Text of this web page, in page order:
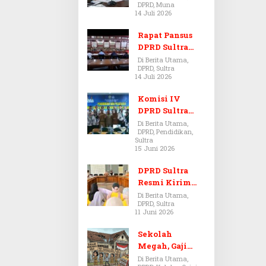
Dugaan Jual
Beli Tanah
Bermasalah di
Muna
DPRD, Muna
14 Juli 2026
Rapat Pansus
DPRD Sultra
Diskors Dua
Kali Akibat
Ketidakhadira
n Pj Sekda
Di Berita Utama,
DPRD, Sultra
14 Juli 2026
Komisi IV
DPRD Sultra
Kawal Hak
Guru,
Rencanakan
Pendidikan
Di Berita Utama,
DPRD, Pendidikan,
Sultra
15 Juni 2026
DPRD Sultra
Resmi Kirim
Aspirasi Tolak
Peraturan
BPOM No. 5
Tahun 2026 ke
Komisi IX DPR
Di Berita Utama,
DPRD, Sultra
11 Juni 2026
Sekolah
Megah, Gaji
Guru Berdarah-
Di Berita Utama,